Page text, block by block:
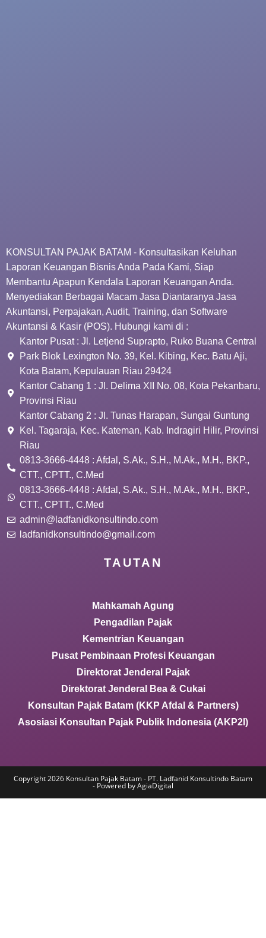
KONSULTAN PAJAK BATAM - Konsultasikan Keluhan
Laporan Keuangan Bisnis Anda Pada Kami, Siap
Membantu Apapun Kendala Laporan Keuangan Anda.
Menyediakan Berbagai Macam Jasa Diantaranya Jasa
Akuntansi, Perpajakan, Audit, Training, dan Software
Akuntansi & Kasir (POS). Hubungi kami di :
Kantor Pusat : Jl. Letjend Suprapto, Ruko Buana Central
Park Blok Lexington No. 39, Kel. Kibing, Kec. Batu Aji,
Kota Batam, Kepulauan Riau 29424
Kantor Cabang 1 : Jl. Delima XII No. 08, Kota Pekanbaru,
Provinsi Riau
Kantor Cabang 2 : Jl. Tunas Harapan, Sungai Guntung
Kel. Tagaraja, Kec. Kateman, Kab. Indragiri Hilir, Provinsi
Riau
0813-3666-4448 : Afdal, S.Ak., S.H., M.Ak., M.H., BKP.,
CTT., CPTT., C.Med
0813-3666-4448 : Afdal, S.Ak., S.H., M.Ak., M.H., BKP.,
CTT., CPTT., C.Med
admin@ladfanidkonsultindo.com
ladfanidkonsultindo@gmail.com
TAUTAN
Mahkamah Agung
Pengadilan Pajak
Kementrian Keuangan
Pusat Pembinaan Profesi Keuangan
Direktorat Jenderal Pajak
Direktorat Jenderal Bea & Cukai
Konsultan Pajak Batam (KKP Afdal & Partners)
Asosiasi Konsultan Pajak Publik Indonesia (AKP2I)
Copyright 2026 Konsultan Pajak Batam - PT. Ladfanid Konsultindo Batam
- Powered by AgiaDigital